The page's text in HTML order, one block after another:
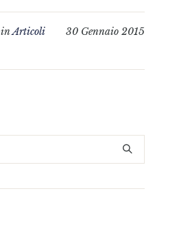
30 Gennaio 2015
inArticoli